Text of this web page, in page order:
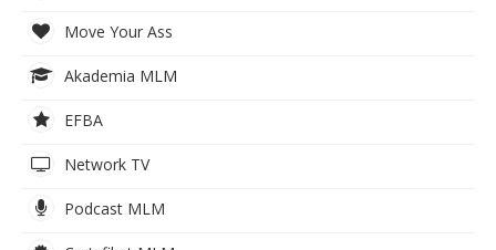
Move Your Ass
Akademia MLM
EFBA
Network TV
Podcast MLM